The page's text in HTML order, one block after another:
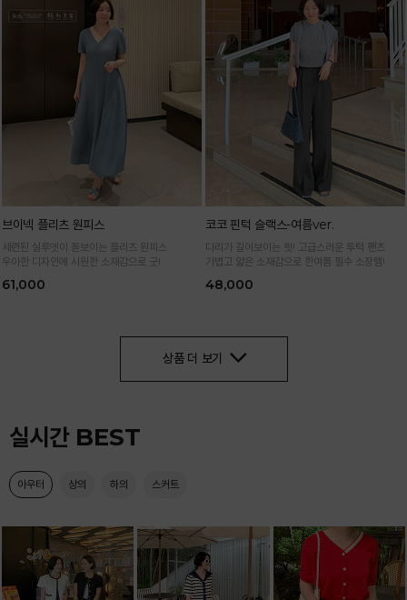
브이넥 플리츠 원피스
세련된 실루엣이 돋보이는 플리츠 원피스
우아한 디자인에 시원한 소재감으로 굿!
61,000
코코 핀턱 슬랙스-여름ver.
다리가 길어보이는 핏! 고급스러운 투턱 팬츠
가볍고 얇은 소재감으로 한여름 필수 소장템!
48,000
상품 더 보기
실시간 BEST
아우터 상의 하의 스커트